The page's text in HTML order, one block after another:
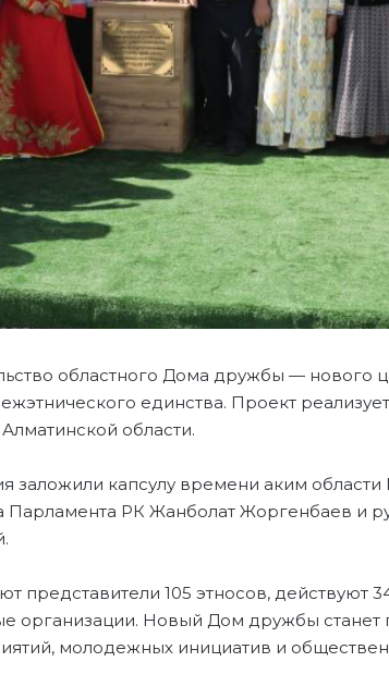
областного Дома дружбы — нового
единства. Проект
области.
заложили капсулу времени аким области
Парламента РК Жанболат Жоргенбаев и
представители 105 этносов, действуют
организации. Новый Дом дружбы станет
молодежных инициатив и